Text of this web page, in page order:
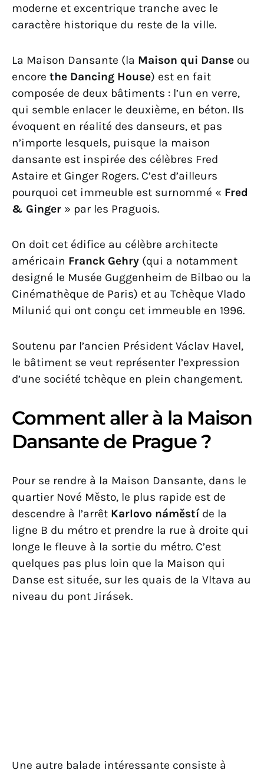
moderne et excentrique tranche avec le
caractère historique du reste de la ville.
La Maison Dansante (la Maison qui Danse ou
encore the Dancing House) est en fait
composée de deux bâtiments : l’un en verre,
qui semble enlacer le deuxième, en béton. Ils
évoquent en réalité des danseurs, et pas
n’importe lesquels, puisque la maison
dansante est inspirée des célèbres Fred
Astaire et Ginger Rogers. C’est d’ailleurs
pourquoi cet immeuble est surnommé « Fred
& Ginger » par les Praguois.
On doit cet édifice au célèbre architecte
américain Franck Gehry (qui a notamment
designé le Musée Guggenheim de Bilbao ou la
Cinémathèque de Paris) et au Tchèque Vlado
Milunić qui ont conçu cet immeuble en 1996.
Soutenu par l’ancien Président Václav Havel,
le bâtiment se veut représenter l’expression
d’une société tchèque en plein changement.
Comment aller à la Maison
Dansante de Prague ?
Pour se rendre à la Maison Dansante, dans le
quartier Nové Město, le plus rapide est de
descendre à l’arrêt Karlovo náměstíde la
ligne B du métro et prendre la rue à droite qui
longe le fleuve à la sortie du métro. C’est
quelques pas plus loin que la Maison qui
Danse est située, sur les quais de la Vltava au
niveau du pont Jirásek.
Une autre balade intéressante consiste à